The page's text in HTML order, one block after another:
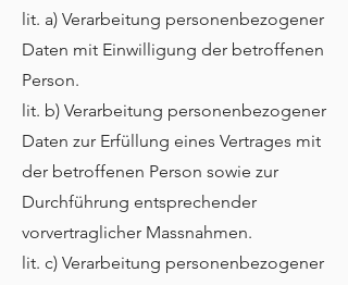
lit. a) Verarbeitung personenbezogener
Daten mit Einwilligung der betroffenen
Person.
lit. b) Verarbeitung personenbezogener
Daten zur Erfüllung eines Vertrages mit
der betroffenen Person sowie zur
Durchführung entsprechender
vorvertraglicher Massnahmen.
lit. c) Verarbeitung personenbezogener